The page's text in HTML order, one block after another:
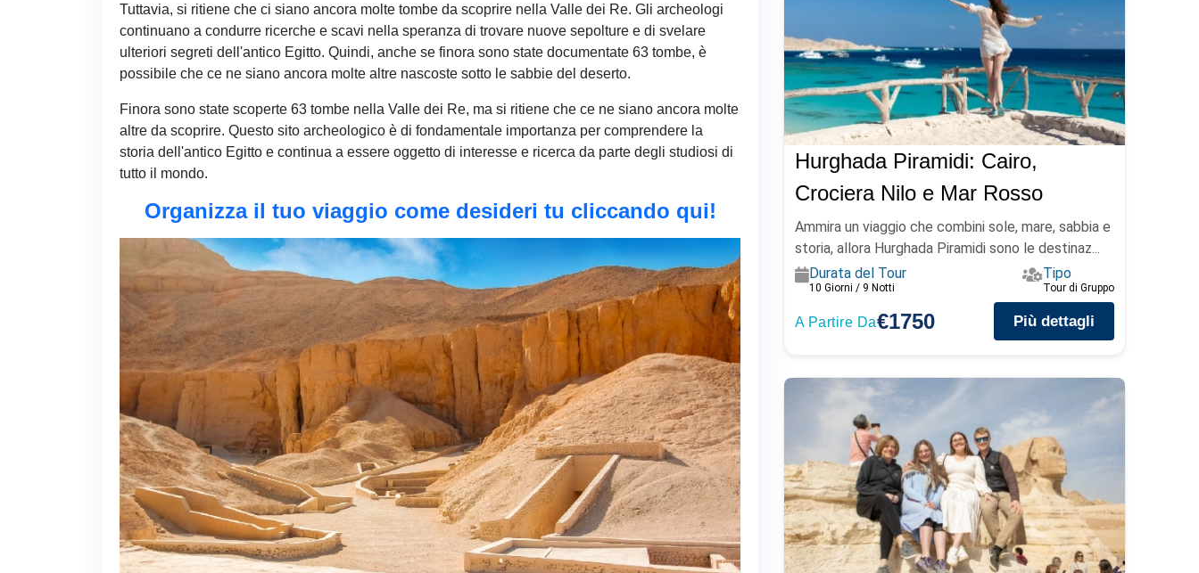
Tuttavia, si ritiene che ci siano ancora molte tombe da scoprire nella Valle dei Re. Gli archeologi
continuano a condurre ricerche e scavi nella speranza di trovare nuove sepolture e di svelare
ulteriori segreti dell'antico Egitto. Quindi, anche se finora sono state documentate 63 tombe, è
possibile che ce ne siano ancora molte altre nascoste sotto le sabbie del deserto.
Finora sono state scoperte 63 tombe nella Valle dei Re, ma si ritiene che ce ne siano ancora molte
altre da scoprire. Questo sito archeologico è di fondamentale importanza per comprendere la
storia dell'antico Egitto e continua a essere oggetto di interesse e ricerca da parte degli studiosi di
tutto il mondo.
Organizza il tuo viaggio come desideri tu cliccando qui!
Hurghada Piramidi: Cairo,
Crociera Nilo e Mar Rosso
Ammira un viaggio che combini sole, mare, sabbia e
storia, allora Hurghada Piramidi sono le destinaz...
Durata del Tour
10 Giorni / 9 Notti
Tipo
Tour di Gruppo
A Partire Da€1750 Più dettagli